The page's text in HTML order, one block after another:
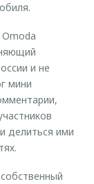
и не
мини
делиться ими